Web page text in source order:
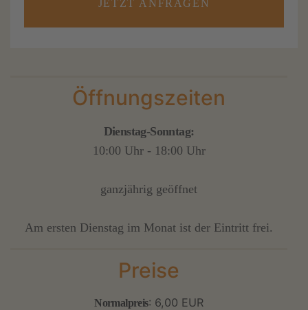
JETZT ANFRAGEN
Öffnungszeiten
Dienstag-Sonntag:
10:00 Uhr - 18:00 Uhr
ganzjährig geöffnet
Am ersten Dienstag im Monat ist der Eintritt frei.
Preise
Normalpreis: 6,00 EUR